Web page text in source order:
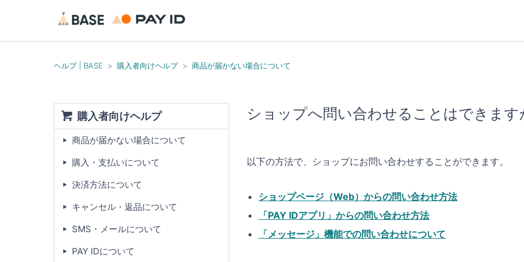
ヘルプ | BASE 購入者向けヘルプ 商品が届かない場合について
ショップへ問い合わせることはできます
以下の方法で、ショップにお問い合わせすることができます。
ショップページ（Web）からの問い合わせ方法
「PAY IDアプリ」からの問い合わせ方法
「メッセージ」機能での問い合わせについて
購入者向けヘルプ
商品が届かない場合について
購入・支払いについて
決済方法について
キャンセル・返品について
SMS・メールについて
PAY IDについて